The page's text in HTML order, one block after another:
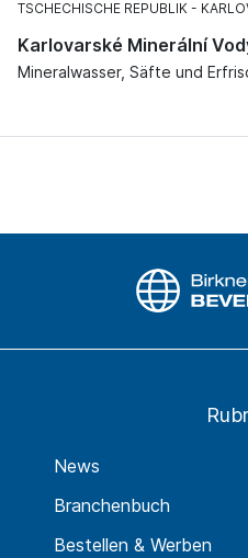
TSCHECHISCHE REPUBLIK
Karlovarské Minerální
Mineralwasser, Säfte und
News
Branchenbuch
Bestellen & Werben